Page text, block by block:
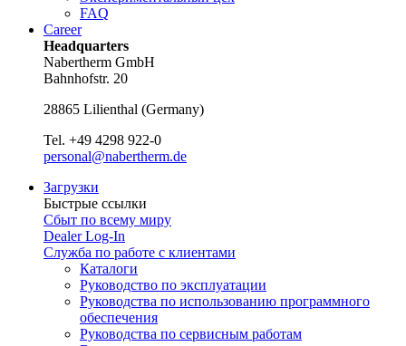
FAQ
Career
Headquarters
Nabertherm GmbH
Bahnhofstr. 20
28865 Lilienthal (Germany)
Tel. +49 4298 922-0
personal@nabertherm.de
Загрузки
Быстрые ссылки
Сбыт по всему миру
Dealer Log-In
Служба по работе с клиентами
Каталоги
Руководство по эксплуатации
Руководства по использованию программного
обеспечения
Руководства по сервисным работам